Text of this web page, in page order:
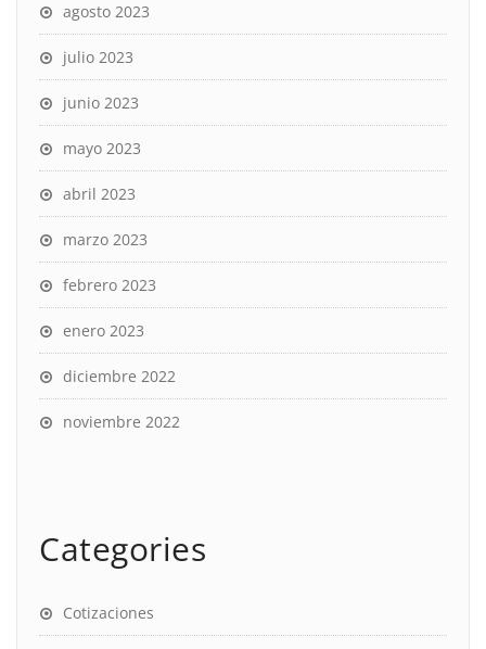
agosto 2023
julio 2023
junio 2023
mayo 2023
abril 2023
marzo 2023
febrero 2023
enero 2023
diciembre 2022
noviembre 2022
Categories
Cotizaciones